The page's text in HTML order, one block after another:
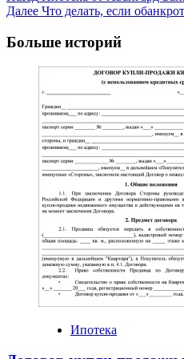
Navigation
Далее Что делать, если
Больше историй
Ипотека